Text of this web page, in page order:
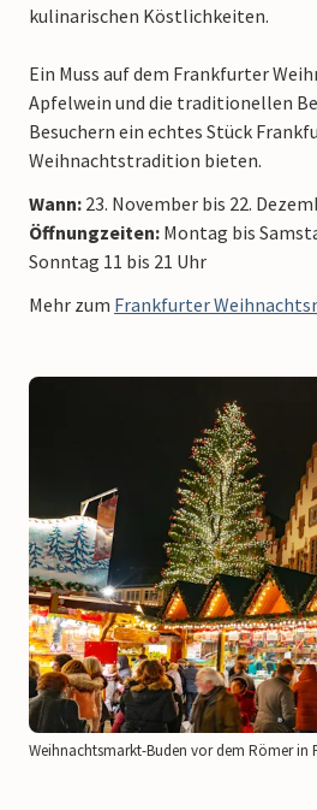
kulinarischen Köstlichkeiten.
Ein Muss auf dem Frankfurter
Apfelwein und die traditionellen
Besuchern ein echtes Stück
Weihnachtstradition bieten.
Wann: 23. November bis 22.
Öffnungzeiten: Montag bis
Sonntag 11 bis 21 Uhr
Mehr zum Frankfurter
Weihnachtsmarkt-Buden vor dem Römer in